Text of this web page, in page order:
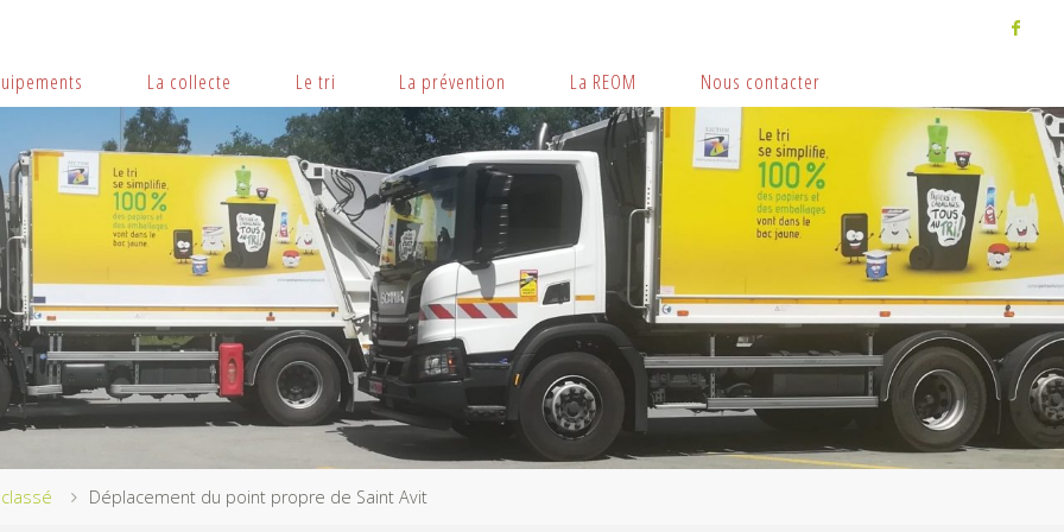
La collecte Le tri La prévention La REOM Nous contacter
Déplacement du point propre de Saint Avit